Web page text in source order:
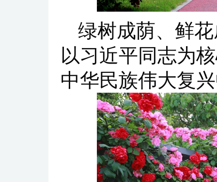
绿树成荫、鲜
以习近平同志为
中华民族伟大复